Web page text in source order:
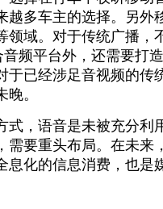
越多车主的选择。另外
领域。对于传统广播，
音频平台外，还需要打
于已经涉足音视频的传
。
式，语音是未被充分利
需要重头布局。在未来
息化的信息消费，也是